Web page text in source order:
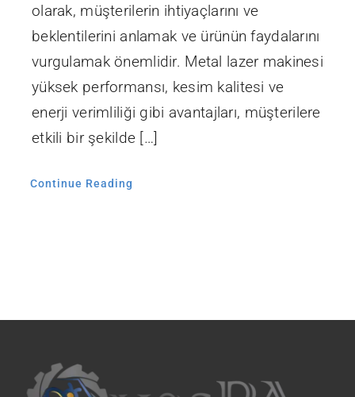
olarak, müşterilerin ihtiyaçlarını ve
beklentilerini anlamak ve ürünün faydalarını
vurgulamak önemlidir. Metal lazer makinesi
yüksek performansı, kesim kalitesi ve
enerji verimliliği gibi avantajları, müşterilere
etkili bir şekilde […]
Continue Reading